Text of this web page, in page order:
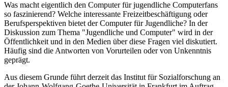
Was macht eigentlich den Computer für jugendliche Computerfans
so faszinierend? Welche interessante Freizeitbeschäftigung oder
Berufsperspektiven bietet der Computer für Jugendliche? In der
Diskussion zum Thema "Jugendliche und Computer" wird in der
Öffentlichkeit und in den Medien über diese Fragen viel diskutiert.
Häufig sind die Antworten von Vorurteilen oder von Unkenntnis
geprägt.
Aus diesem Grunde führt derzeit das Institut für Sozialforschung an